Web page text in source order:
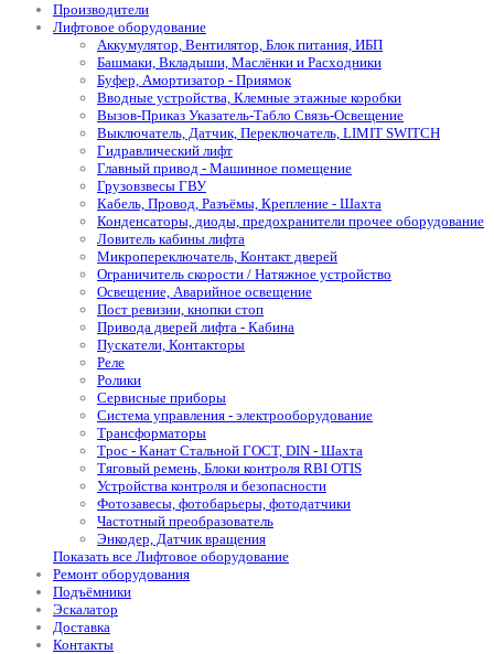
Производители
Лифтовое оборудование
Аккумулятор, Вентилятор, Блок питания, ИБП
Башмаки, Вкладыши, Маслёнки и Расходники
Буфер, Амортизатор - Приямок
Вводные устройства, Клемные этажные коробки
Вызов-Приказ Указатель-Табло Связь-Освещение
Выключатель, Датчик, Переключатель, LIMIT SWITCH
Гидравлический лифт
Главный привод - Машинное помещение
Грузовзвесы ГВУ
Кабель, Провод, Разъёмы, Крепление - Шахта
Конденсаторы, диоды, предохранители прочее оборудование
Ловитель кабины лифта
Микропереключатель, Контакт дверей
Ограничитель скорости / Натяжное устройство
Освещение, Аварийное освещение
Пост ревизии, кнопки стоп
Привода дверей лифта - Кабина
Пускатели, Контакторы
Реле
Ролики
Сервисные приборы
Система управления - электрооборудование
Трансформаторы
Трос - Канат Стальной ГОСТ, DIN - Шахта
Тяговый ремень, Блоки контроля RBI OTIS
Устройства контроля и безопасности
Фотозавесы, фотобарьеры, фотодатчики
Частотный преобразователь
Энкодер, Датчик вращения
Показать все Лифтовое оборудование
Ремонт оборудования
Подъёмники
Эскалатор
Доставка
Контакты